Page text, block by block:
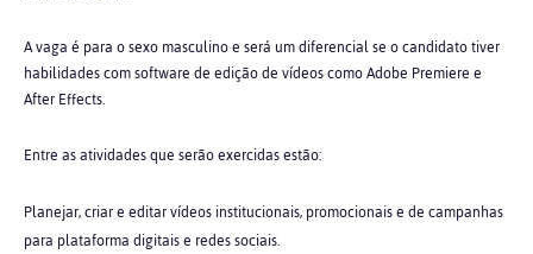
A vaga é para o sexo masculino e será um diferencial se o candidato tiver
habilidades com software de edição de vídeos como Adobe Premiere e
After Effects.
Entre as atividades que serão exercidas estão:
Planejar, criar e editar vídeos institucionais, promocionais e de campanhas
para plataforma digitais e redes sociais.